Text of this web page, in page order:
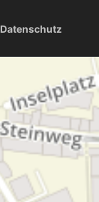
Datenschutz